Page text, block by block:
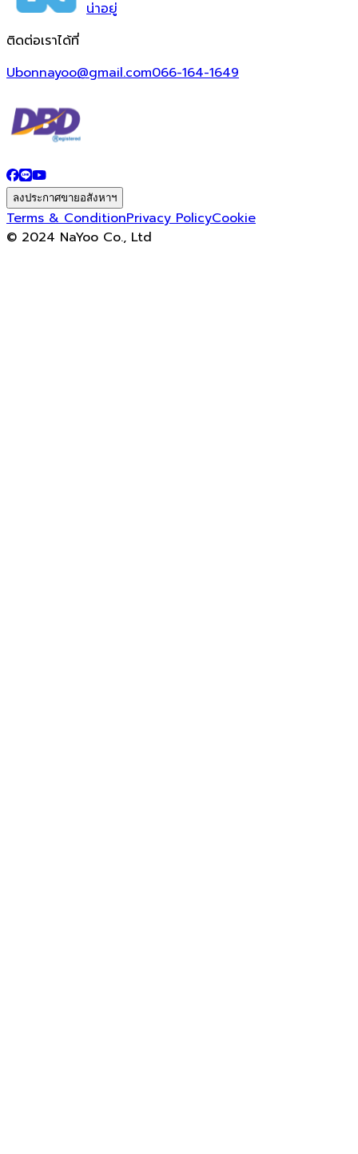
น่าอยู่
ติดต่อเราได้ที่
Ubonnayoo@gmail.com066-164-1649
ลงประกาศขายอสังหาฯ
Terms & ConditionPrivacy PolicyCookie
© 2024 NaYoo Co., Ltd